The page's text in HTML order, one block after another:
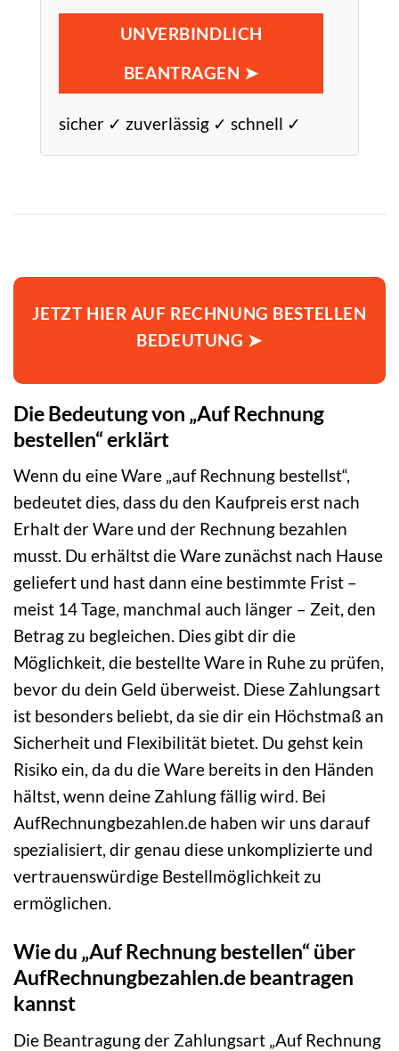
UNVERBINDLICH
BEANTRAGEN ➤
sicher ✓ zuverlässig ✓ schnell ✓
JETZT HIER AUF RECHNUNG BESTELLEN
BEDEUTUNG ➤
Die Bedeutung von „Auf Rechnung
bestellen“ erklärt
Wenn du eine Ware „auf Rechnung bestellst“,
bedeutet dies, dass du den Kaufpreis erst nach
Erhalt der Ware und der Rechnung bezahlen
musst. Du erhältst die Ware zunächst nach Hause
geliefert und hast dann eine bestimmte Frist –
meist 14 Tage, manchmal auch länger – Zeit, den
Betrag zu begleichen. Dies gibt dir die
Möglichkeit, die bestellte Ware in Ruhe zu prüfen,
bevor du dein Geld überweist. Diese Zahlungsart
ist besonders beliebt, da sie dir ein Höchstmaß an
Sicherheit und Flexibilität bietet. Du gehst kein
Risiko ein, da du die Ware bereits in den Händen
hältst, wenn deine Zahlung fällig wird. Bei
AufRechnungbezahlen.de haben wir uns darauf
spezialisiert, dir genau diese unkomplizierte und
vertrauenswürdige Bestellmöglichkeit zu
ermöglichen.
Wie du „Auf Rechnung bestellen“ über
AufRechnungbezahlen.de beantragen
kannst
Die Beantragung der Zahlungsart „Auf Rechnung